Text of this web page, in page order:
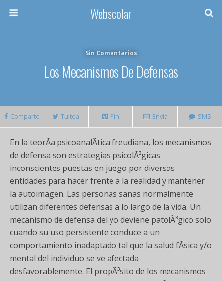
Webscolar
Sin Comentarios
Los Mecanismos De Defensas
Comparte Tuitea Pin Envía SMS
En la teorÃ­a psicoanalÃ­tica freudiana, los mecanismos
de defensa son estrategias psicolÃ³gicas
inconscientes puestas en juego por diversas
entidades para hacer frente a la realidad y mantener
la autoimagen. Las personas sanas normalmente
utilizan diferentes defensas a lo largo de la vida. Un
mecanismo de defensa del yo deviene patolÃ³gico solo
cuando su uso persistente conduce a un
comportamiento inadaptado tal que la salud fÃ­sica y/o
mental del individuo se ve afectada
desfavorablemente. El propÃ³sito de los mecanismos